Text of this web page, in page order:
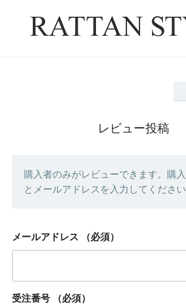
レビュー投稿
購入者のみがレビューできます。購
とメールアドレスを入力してください
メールアドレス （必須）
受注番号 （必須）